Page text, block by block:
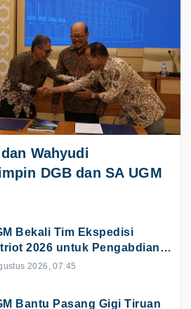
Wahyudi
DGB dan SA UGM
Bekali Tim Ekspedisi
2026 untuk Pengabdian
Selatan dan Maluku
2026, 07.45
Bantu Pasang Gigi Tiruan